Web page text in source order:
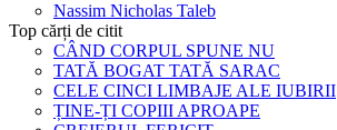
Nassim Nicholas Taleb
Top cărți de citit
CÂND CORPUL SPUNE NU
TATĂ BOGAT TATĂ SARAC
CELE CINCI LIMBAJE ALE IUBIRII
ȚINE-ȚI COPIII APROAPE